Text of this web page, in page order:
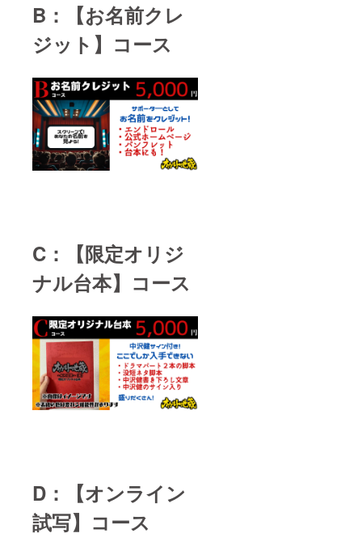
B：【お名前クレ
ジット】コース
C：【限定オリジ
ナル台本】コース
D：【オンライン
試写】コース